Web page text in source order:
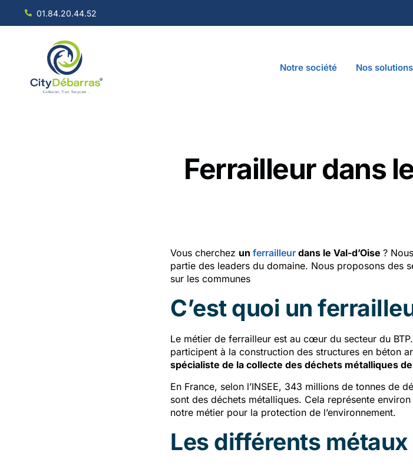
01.84.20.44.52
Notre société Nos solutions
Ferrailleur dans
Vous cherchez un ferrailleur dans le Val-d’Oise ?
partie des leaders du domaine. Nous proposons des
sur les communes
C’est quoi un
Le métier de ferrailleur est au cœur du secteur du
participent à la construction des structures en béton
spécialiste de la collecte des déchets métalliques
En France, selon l’INSEE, 343 millions de tonnes de
sont des déchets métalliques. Cela représente environ
notre métier pour la protection de l’environnement.
Les différents